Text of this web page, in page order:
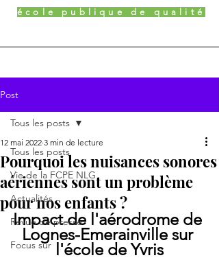
école publique de qualité
Post
Tous les posts
Vie de la FCPE NLG
Actualités
Revue de presse
Focus sur
Tous les posts
Pourquoi les nuisances sonores
aériennes sont un problème
pour nos enfants ?
12 mai 2022 3 min de lecture
Impact de l'aérodrome de
Lognes-Emerainville sur
l'école de Yvris